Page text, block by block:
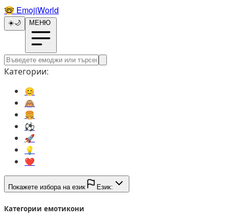
🤓️ EmojiWorld
☀️🌙 МЕНЮ
Категории:
😊️
🙈️
🍔️
⚽️
🚀️
💡️
❤️
Покажете избора на език Език:
Категории емотикони